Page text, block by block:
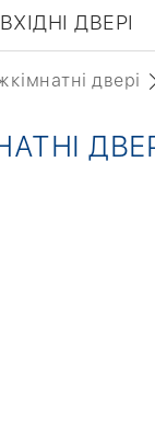
ВХІДНІ ДВЕРІ
двері